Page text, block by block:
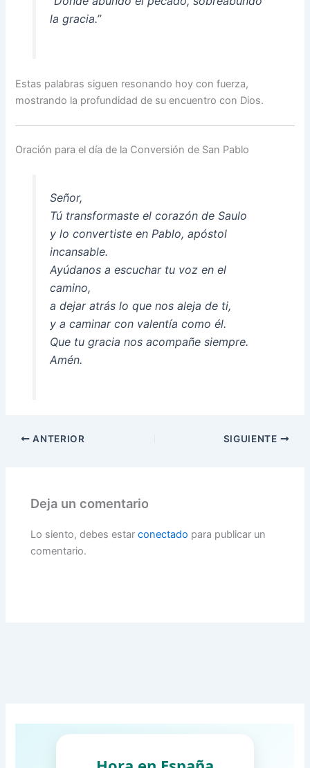
la gracia.”
Estas palabras siguen resonando hoy con fuerza,
mostrando la profundidad de su encuentro con Dios.
Oración para el día de la Conversión de San Pablo
Señor,
Tú transformaste el corazón de Saulo
y lo convertiste en Pablo, apóstol
incansable.
Ayúdanos a escuchar tu voz en el
camino,
a dejar atrás lo que nos aleja de ti,
y a caminar con valentía como él.
Que tu gracia nos acompañe siempre.
Amén.
ANTERIOR SIGUIENTE
Deja un comentario
Lo siento, debes estarconectado para publicar un
comentario.